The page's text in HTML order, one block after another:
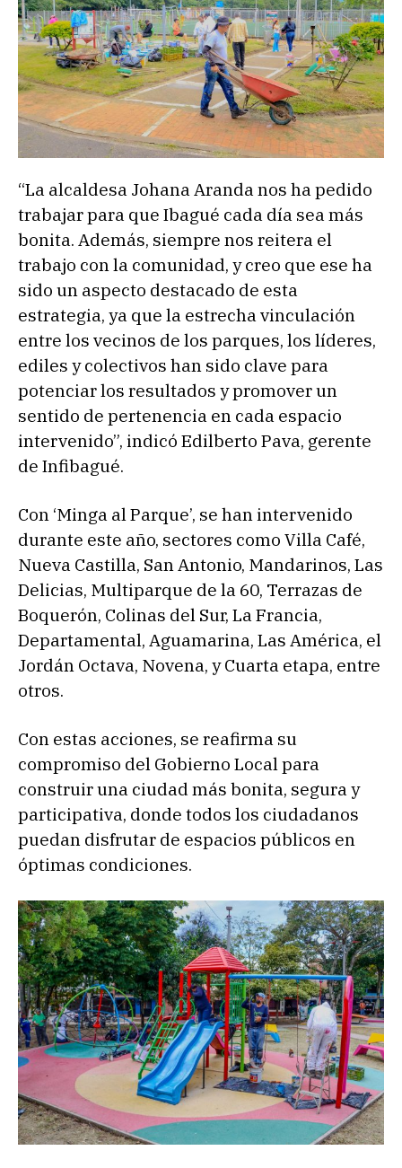
“La alcaldesa Johana Aranda nos ha pedido
trabajar para que Ibagué cada día sea más
bonita. Además, siempre nos reitera el
trabajo con la comunidad, y creo que ese ha
sido un aspecto destacado de esta
estrategia, ya que la estrecha vinculación
entre los vecinos de los parques, los líderes,
ediles y colectivos han sido clave para
potenciar los resultados y promover un
sentido de pertenencia en cada espacio
intervenido”, indicó Edilberto Pava, gerente
de Infibagué.
Con ‘Minga al Parque’, se han intervenido
durante este año, sectores como Villa Café,
Nueva Castilla, San Antonio, Mandarinos, Las
Delicias, Multiparque de la 60, Terrazas de
Boquerón, Colinas del Sur, La Francia,
Departamental, Aguamarina, Las América, el
Jordán Octava, Novena, y Cuarta etapa, entre
otros.
Con estas acciones, se reafirma su
compromiso del Gobierno Local para
construir una ciudad más bonita, segura y
participativa, donde todos los ciudadanos
puedan disfrutar de espacios públicos en
óptimas condiciones.